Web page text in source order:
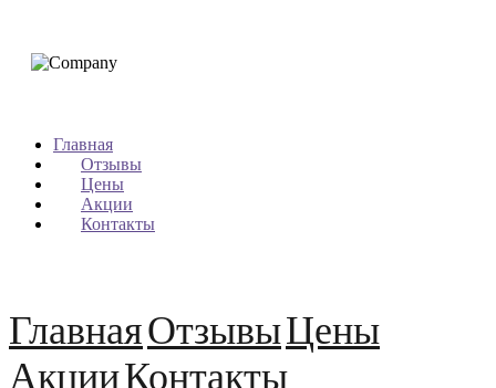
Главная
Отзывы
Цены
Акции
Контакты
ГлавнаяОтзывыЦены
АкцииКонтакты